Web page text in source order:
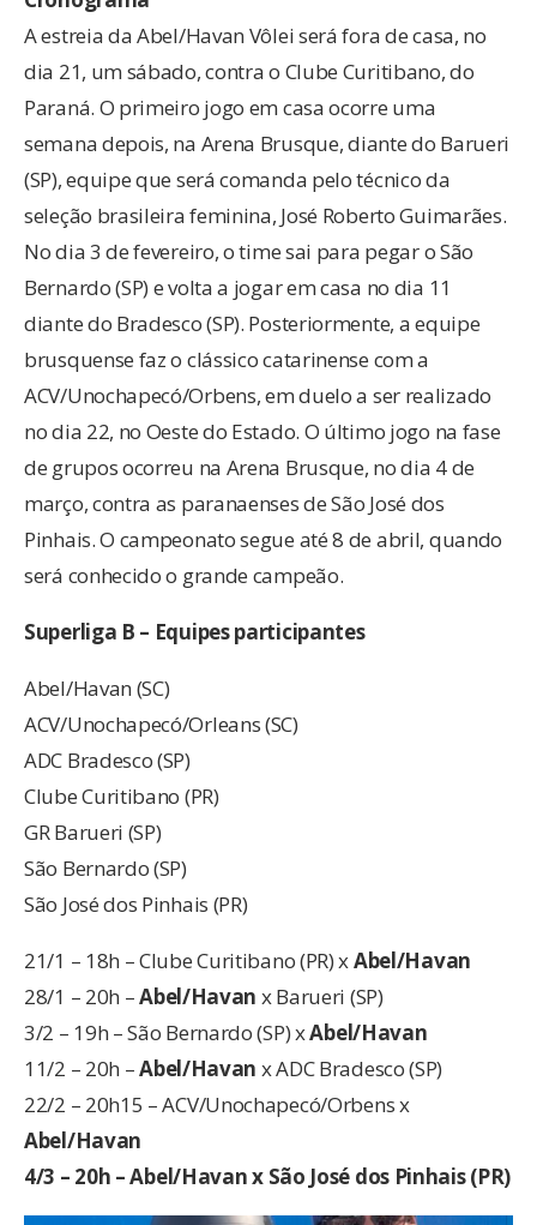
A estreia da Abel/Havan Vôlei será fora de casa, no
dia 21, um sábado, contra o Clube Curitibano, do
Paraná. O primeiro jogo em casa ocorre uma
semana depois, na Arena Brusque, diante do Barueri
(SP), equipe que será comanda pelo técnico da
seleção brasileira feminina, José Roberto Guimarães.
No dia 3 de fevereiro, o time sai para pegar o São
Bernardo (SP) e volta a jogar em casa no dia 11
diante do Bradesco (SP). Posteriormente, a equipe
brusquense faz o clássico catarinense com a
ACV/Unochapecó/Orbens, em duelo a ser realizado
no dia 22, no Oeste do Estado. O último jogo na fase
de grupos ocorreu na Arena Brusque, no dia 4 de
março, contra as paranaenses de São José dos
Pinhais. O campeonato segue até 8 de abril, quando
será conhecido o grande campeão.
Superliga B – Equipes participantes
Abel/Havan (SC)
ACV/Unochapecó/Orleans (SC)
ADC Bradesco (SP)
Clube Curitibano (PR)
GR Barueri (SP)
São Bernardo (SP)
São José dos Pinhais (PR)
21/1 – 18h – Clube Curitibano (PR) xAbel/Havan
28/1 – 20h –Abel/Havan x Barueri (SP)
3/2 – 19h – São Bernardo (SP) xAbel/Havan
11/2 – 20h –Abel/Havan x ADC Bradesco (SP)
22/2 – 20h15 – ACV/Unochapecó/Orbens x
Abel/Havan
4/3 – 20h –Abel/Havan x São José dos Pinhais (PR)